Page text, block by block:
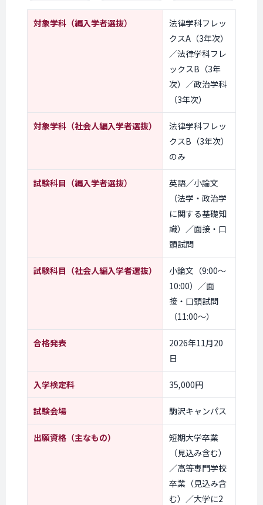
対象学科 （編入学者選抜）
法律学科フレッ
クスA（3年次）
／法律学科フレ
ックスB（3年
次）／政治学科
（3年次）
対象学科 （社会人編入学者選抜）
法律学科フレッ
クスB（3年次）
のみ
試験科目 （編入学者選抜）
英語／小論文
（法学・政治学
に関する基礎知
識）／面接・口
頭試問
試験科目 （社会人編入学者選抜）
小論文（9:00〜
10:00）／面
接・口頭試問
（11:00〜）
合格発表
2026年11月20
日
入学検定料 35,000円
試験会場 駒沢キャンパス
出願資格 （主なもの）
短期大学卒業
（見込み含む）
／高等専門学校
卒業（見込み含
む）／大学に2